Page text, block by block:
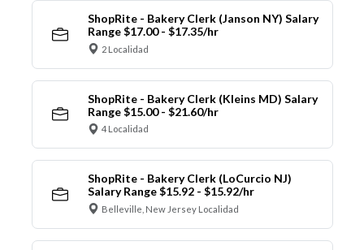
ShopRite - Bakery Clerk (Janson NY) Salary
Range $17.00 - $17.35/hr
2 Localidad
ShopRite - Bakery Clerk (Kleins MD) Salary
Range $15.00 - $21.60/hr
4 Localidad
ShopRite - Bakery Clerk (LoCurcio NJ)
Salary Range $15.92 - $15.92/hr
Belleville, New Jersey Localidad